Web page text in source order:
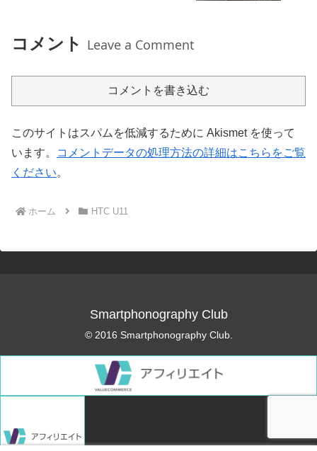
コメント Leave a Comment
コメントを書き込む
このサイトはスパムを低減するために Akismet を使って
います。
コメントデータの処理方法の詳細はこちらをご覧
ください。
ホーム HTC U11
Smartphonography Club
© 2016 Smartphonography Club.